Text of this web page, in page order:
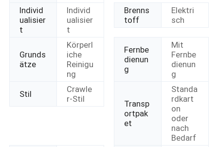
Individ
ualisier
t
Individ
ualisier
t
Brenns
toff
Elektri
sch
Grunds
ätze
Körperl
iche
Reinigu
ng
Fernbe
dienun
g
Mit
Fernbe
dienun
g
Stil
Crawle
r-Stil
Transp
ortpak
et
Standa
rdkart
on
oder
nach
Bedarf